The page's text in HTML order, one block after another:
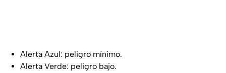
Alerta Azul: peligro mínimo.
Alerta Verde: peligro bajo.